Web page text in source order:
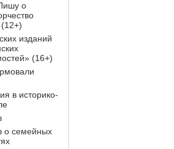
о
изданий
(16+)
в историко-
о семейных